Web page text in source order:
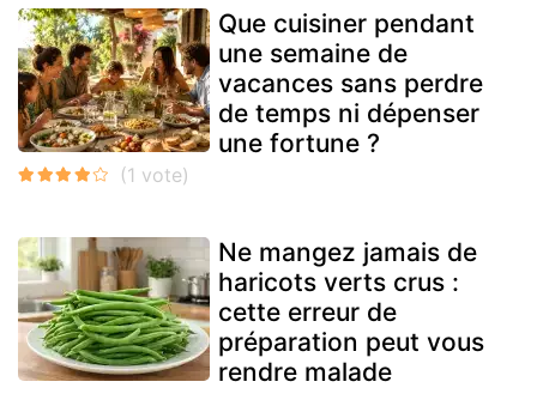
Que cuisiner pendant
une semaine de
vacances sans perdre
de temps ni dépenser
une fortune ?
Ne mangez jamais de
haricots verts crus :
cette erreur de
préparation peut vous
rendre malade